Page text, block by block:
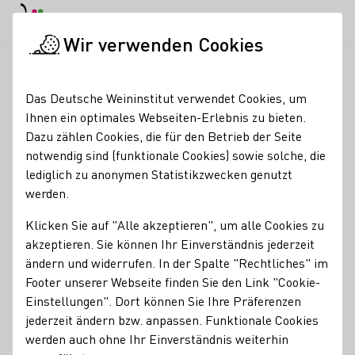
VDP.Weingut Fürst
Hohenlohe Oehringen
Erzeugnisse
Bio
Mitgliedschaften
VDP - Verband Deutscher Prädikats- und Qualitätsweingüter
Wine in Moderation (WiM)
Kontakt
Wir verwenden Cookies
Das Deutsche Weininstitut verwendet Cookies, um
Ihnen ein optimales Webseiten-Erlebnis zu bieten.
Dazu zählen Cookies, die für den Betrieb der Seite
notwendig sind (funktionale Cookies) sowie solche, die
lediglich zu anonymen Statistikzwecken genutzt
werden.
Klicken Sie auf "Alle akzeptieren", um alle Cookies zu
akzeptieren. Sie können Ihr Einverständnis jederzeit
ändern und widerrufen. In der Spalte "Rechtliches" im
Footer unserer Webseite finden Sie den Link "Cookie-
Einstellungen". Dort können Sie Ihre Präferenzen
jederzeit ändern bzw. anpassen. Funktionale Cookies
werden auch ohne Ihr Einverständnis weiterhin